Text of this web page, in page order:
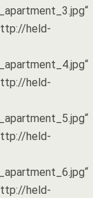
held-
held-
held-
held-